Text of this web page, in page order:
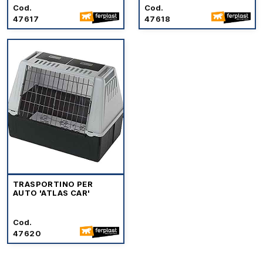
Cod.
47617
Cod.
47618
TRASPORTINO PER
AUTO 'ATLAS CAR'
Cod.
47620